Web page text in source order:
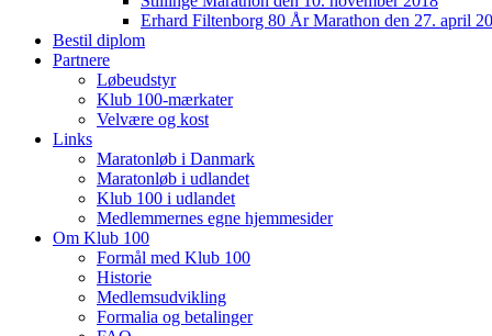
Erhard Filtenborg 80 År Marathon den 27. april
Bestil diplom
Partnere
Løbeudstyr
Klub 100-mærkater
Velvære og kost
Links
Maratonløb i Danmark
Maratonløb i udlandet
Klub 100 i udlandet
Medlemmernes egne hjemmesider
Om Klub 100
Formål med Klub 100
Historie
Medlemsudvikling
Formalia og betalinger